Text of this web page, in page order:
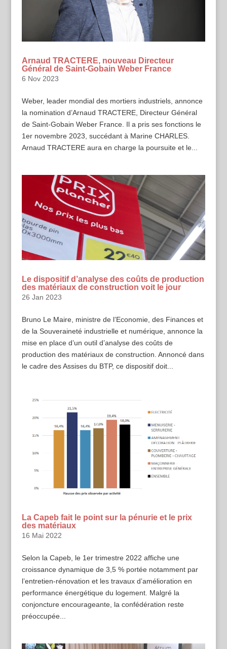
Arnaud TRACTERE, nouveau Directeur
Général de Saint-Gobain Weber France
6 Nov 2023
Weber, leader mondial des mortiers industriels, annonce
la nomination d’Arnaud TRACTERE, Directeur Général
de Saint-Gobain Weber France. Il a pris ses fonctions le
1er novembre 2023, succédant à Marine CHARLES.
Arnaud TRACTERE aura en charge la poursuite et le...
Le dispositif d’analyse des coûts de production
des matériaux de construction voit le jour
26 Jan 2023
Bruno Le Maire, ministre de l’Economie, des Finances et
de la Souveraineté industrielle et numérique, annonce la
mise en place d’un outil d’analyse des coûts de
production des matériaux de construction. Annoncé dans
le cadre des Assises du BTP, ce dispositif doit...
La Capeb fait le point sur la pénurie et le prix
des matériaux
16 Mai 2022
Selon la Capeb, le 1er trimestre 2022 affiche une
croissance dynamique de 3,5 % portée notamment par
l’entretien-rénovation et les travaux d’amélioration en
performance énergétique du logement. Malgré la
conjoncture encourageante, la confédération reste
préoccupée...